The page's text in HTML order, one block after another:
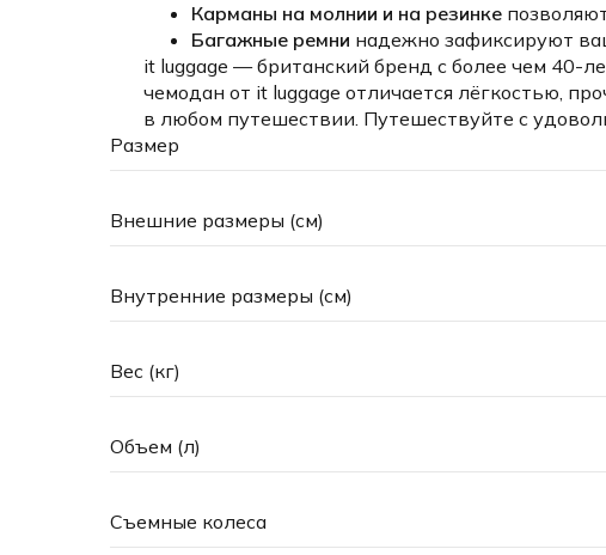
Карманы на молнии и на резинке
Багажные ремни надежно зафиксируют
it luggage — британский бренд с более чем 40-
чемодан от it luggage отличается лёгкостью,
в любом путешествии. Путешествуйте с
Размер
Внешние размеры (см)
Внутренние размеры (см)
Вес (кг)
Объем (л)
Съемные колеса